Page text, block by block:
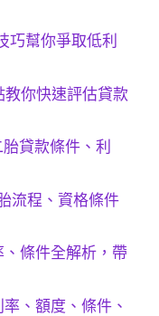
巧幫你爭取低利
你快速評估貸款
貸款條件、利
流程、資格條件
條件全解析，帶
、額度、條件、